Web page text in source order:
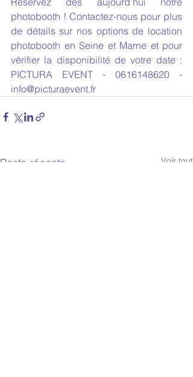
photobooth ! Contactez-nous pour plus
de détails sur nos options de location
photobooth en Seine et Marne et pour
vérifier la disponibilité de votre date :
info@picturaevent.fr
Posts récents Voir tout